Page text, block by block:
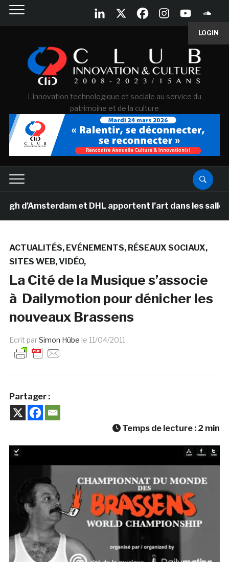
LOGIN
L'innovation technologique et sociale au service du
patrimoine et de la culture
et DHL apportent l’art dans les salles de
ACTUALITÉS EVÉNEMENTS RÉSEAUX SOCIAUX
SITES WEB VIDÉO
La Cité de la Musique s’associe
à Dailymotion pour dénicher les
nouveaux Brassens
Ecrit parSimon Hübe le 11/04/2011
Partager :
Temps de lecture : 2 min